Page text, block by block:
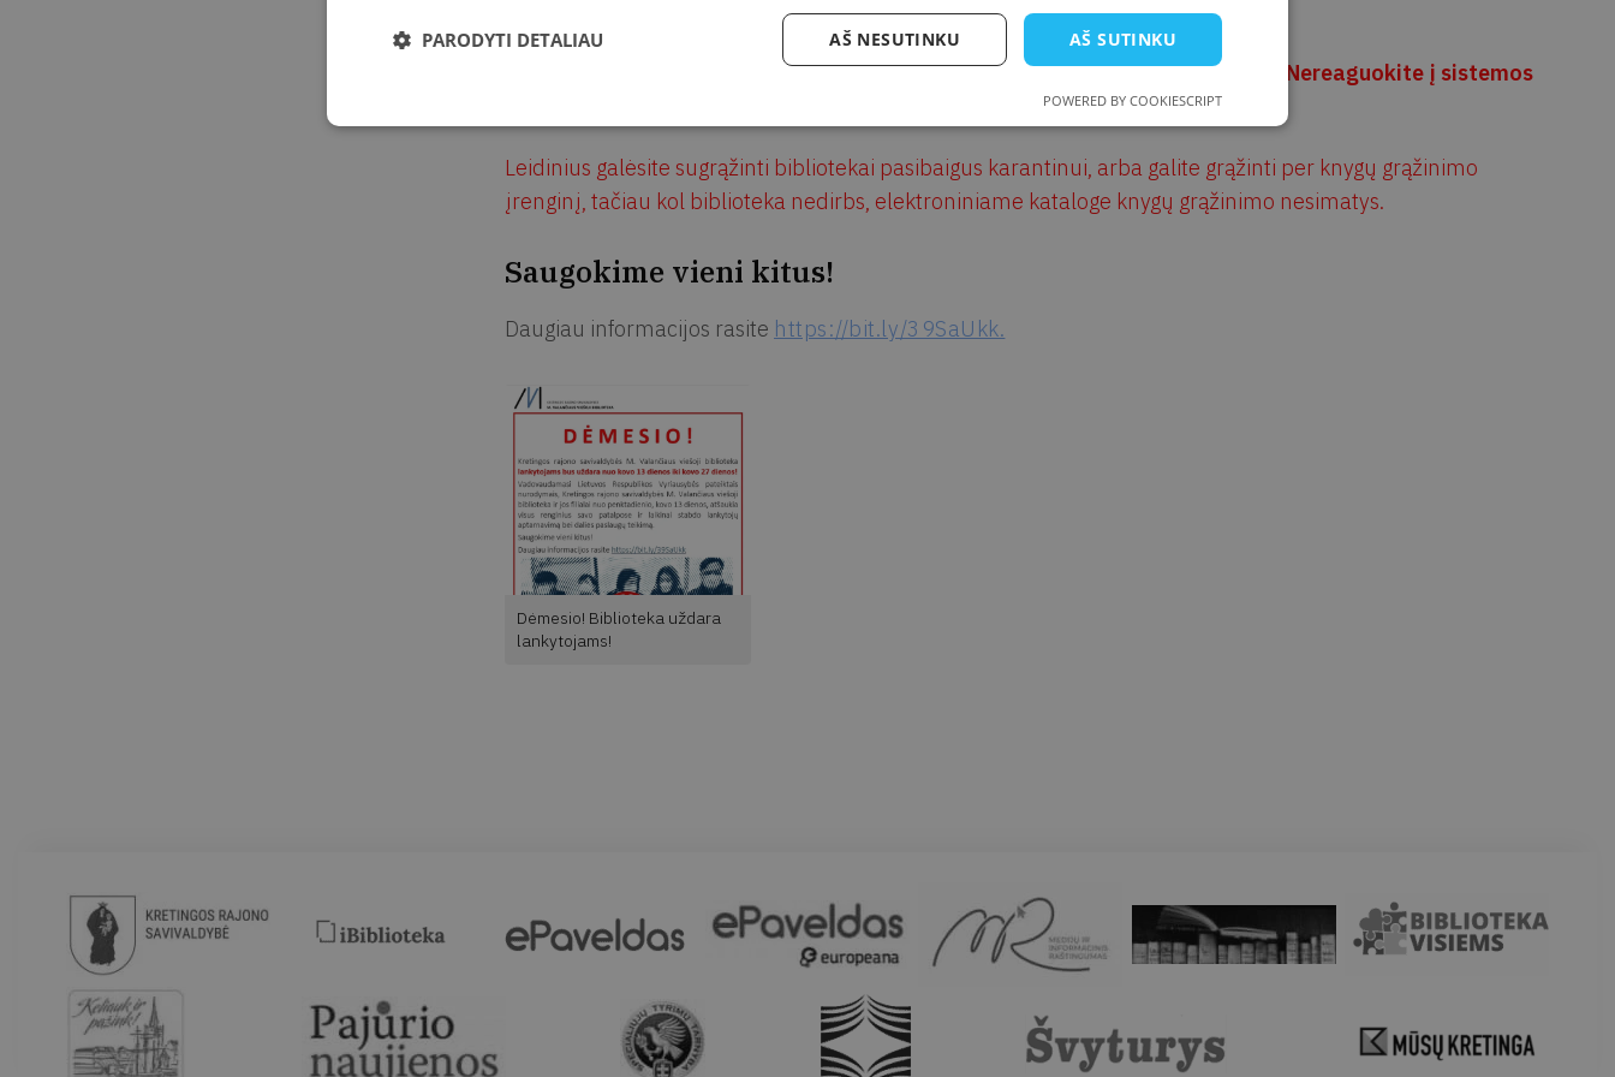
aptarnavimą bei dalies paslaugų teikimą.
Delspinigiai už laiku negrąžintus leidinius karantino laikotarpiu nebus imami! Nereaguokite į sistemos
Leidinius galėsite sugrąžinti bibliotekai pasibaigus karantinui, arba galite grąžinti per knygų grąžinimo
įrenginį, tačiau kol biblioteka nedirbs, elektroniniame kataloge knygų grąžinimo nesimatys.
Saugokime vieni kitus!
Daugiau informacijos rasite https://bit.ly/39SaUkk.
Dėmesio! Biblioteka uždara
lankytojams!
AŠ SUTINKU
AŠ NESUTINKU
PARODYTI DETALIAU
POWERED BY COOKIESCRIPT